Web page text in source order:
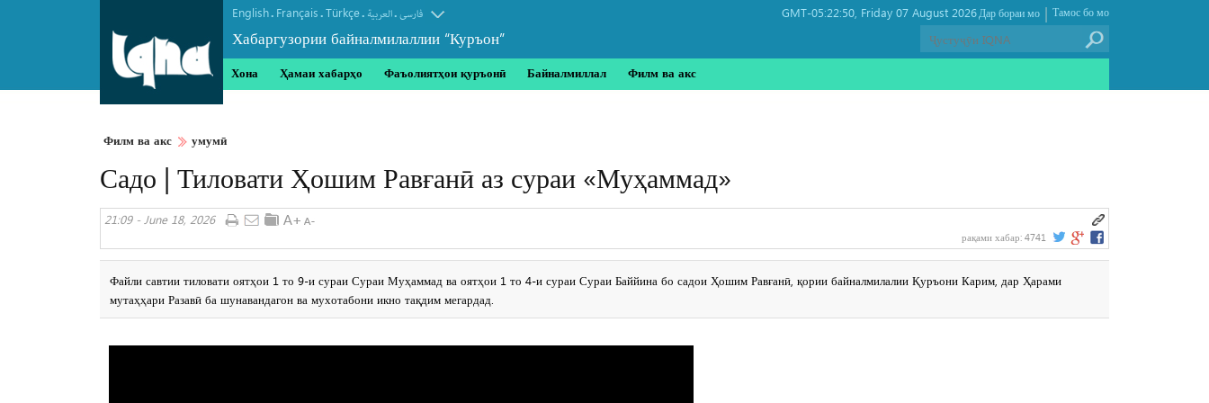
English. Français.Türkçe. العربیة.فارسی
Хабаргузории байналмилаллии “Куръон”
Friday 07 August 2026 ,
GMT-05:22:50 Тамос бо мо
|
Дар бораи мо
Хона Ҳамаи хабарҳо Фаъолиятҳои қуръонӣ Байналмиллал Филм ва акс
Филм ва акс умумӣ
Садо | Тиловати Ҳошим Равғанӣ аз сураи «Муҳаммад»
21:09 - June 18, 2026
рақами хабар: 4741
Файли савтии тиловати оятҳои 1 то 9-и сураи Сураи Муҳаммад ва оятҳои 1 то 4-и сураи Сураи Баййина бо садои Ҳошим Равғанӣ, қории байналмилалии Қуръони Карим, дар Ҳарами
мутаҳҳари Разавӣ ба шунавандагон ва мухотабони икно тақдим мегардад.